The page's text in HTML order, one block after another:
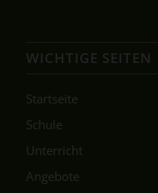
WICHTIGE SEITEN
Startseite
Schule
Unterricht
Angebote